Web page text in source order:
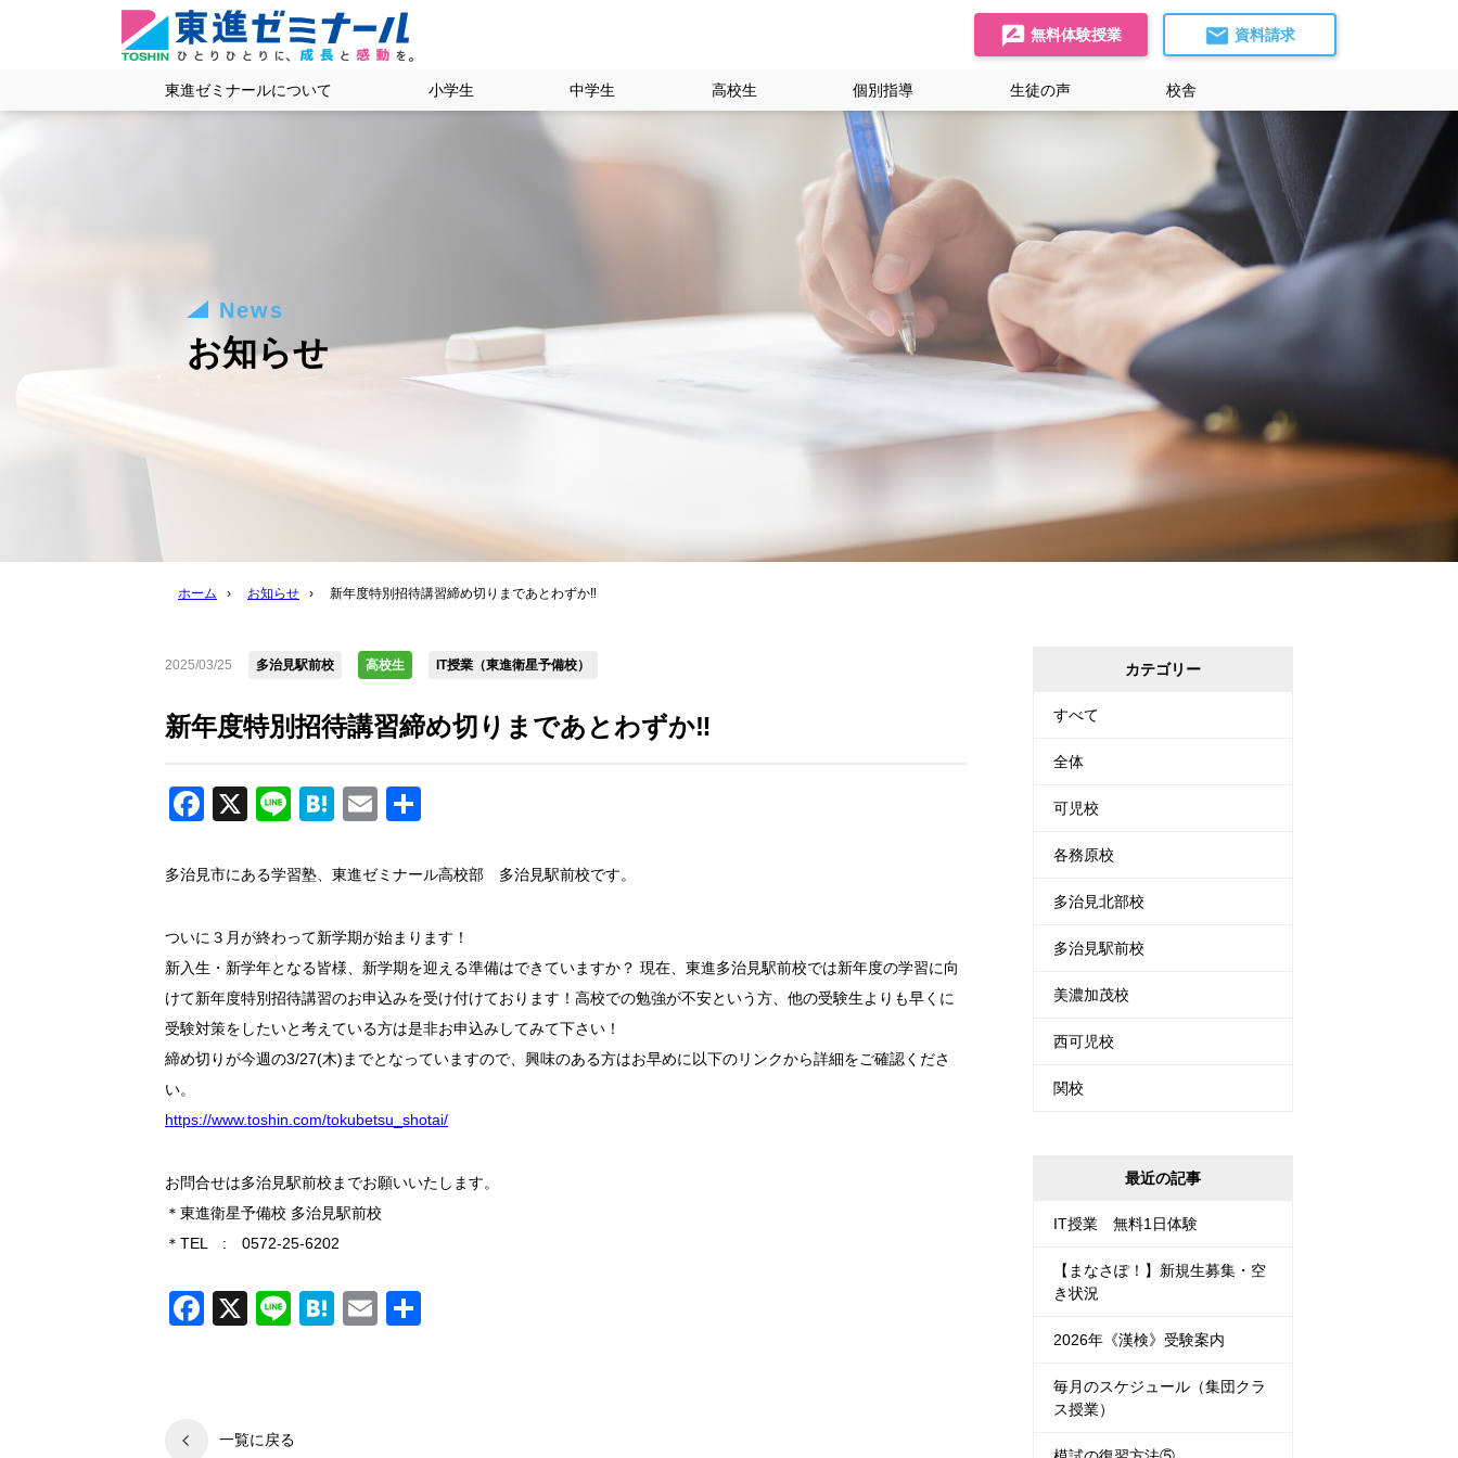
無料体験授業 資料請求
東進ゼミナールについて 小学生 中学生 高校生 個別指導 生徒の声 校舎
News
お知らせ
ホーム › お知らせ › 新年度特別招待講習締め切りまであとわずか‼
2025/03/25 多治見駅前校 高校生 IT授業（東進衛星予備校）
新年度特別招待講習締め切りまであとわずか‼
Facebook
X LineHatena
Email
多治見市にある学習塾、東進ゼミナール高校部 多治見駅前校です。
ついに３月が終わって新学期が始まります！
新入生・新学年となる皆様、新学期を迎える準備はできていますか？ 現在、東進多治見駅前校では新年度の学習に向
けて新年度特別招待講習のお申込みを受け付けております！高校での勉強が不安という方、他の受験生よりも早くに
受験対策をしたいと考えている方は是非お申込みしてみて下さい！
締め切りが今週の3/27(木)までとなっていますので、興味のある方はお早めに以下のリンクから詳細をご確認くださ
い。
https://www.toshin.com/tokubetsu_shotai/
お問合せは多治見駅前校までお願いいたします。
＊東進衛星予備校 多治見駅前校
＊TEL : 0572-25-6202
Facebook
X LineHatena
Email
一覧に戻る
カテゴリー
すべて
全体
可児校
各務原校
多治見北部校
多治見駅前校
美濃加茂校
西可児校
関校
最近の記事
IT授業 無料1日体験
【まなさぽ！】新規生募集・空
き状況
2026年《漢検》受験案内
毎月のスケジュール（集団クラ
ス授業）